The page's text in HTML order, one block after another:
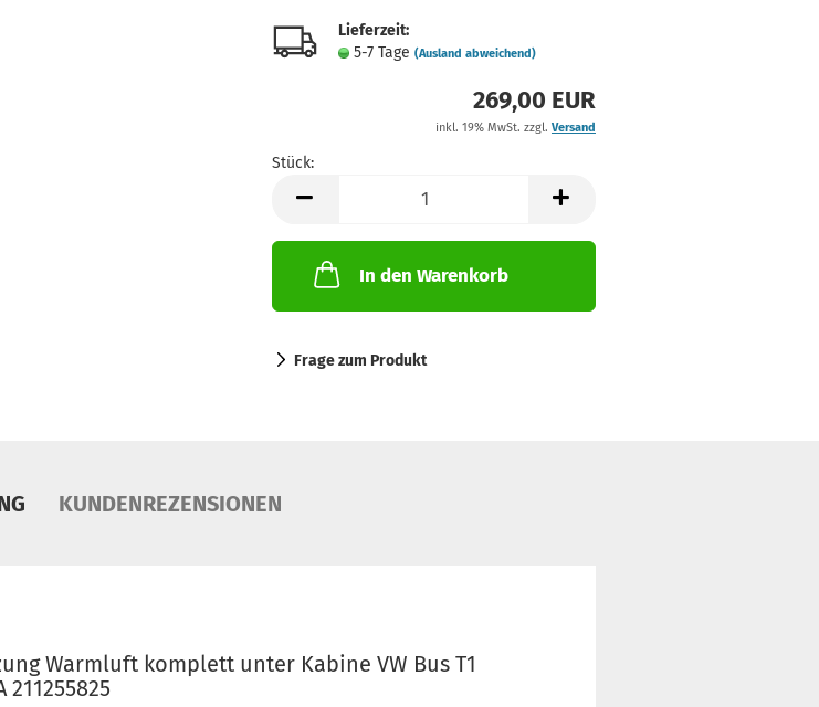
Lieferzeit:
5-7 Tage (Ausland abweichend)
269,00 EUR
inkl. 19% MwSt. zzgl. Versand
Stück:
Stück
In den Warenkorb
Frage zum Produkt
KUNDENREZENSIONEN
Warmluft komplett unter Kabine VW Bus T1
211255825